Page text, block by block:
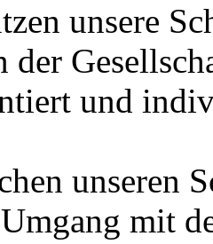
unsere
der
und
unseren
mit